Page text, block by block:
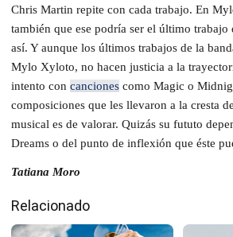
Chris Martin repite con cada trabajo. En
también que ese podría ser el último trabajo
así. Y aunque los últimos trabajos de la
Mylo Xyloto, no hacen justicia a la
intento con canciones como Magic o
composiciones que les llevaron a la cresta
musical es de valorar. Quizás su fututo
Dreams o del punto de inflexión que éste
Tatiana Moro
Relacionado